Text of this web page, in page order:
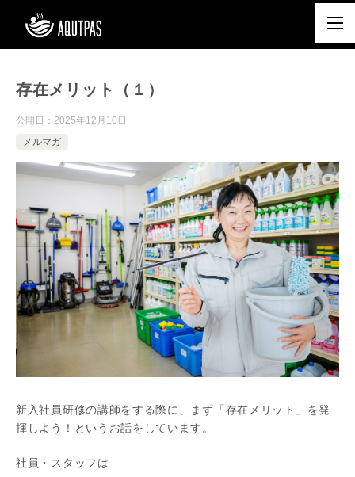
存在メリット（１）
公開日： 2025年12月10日
メルマガ
新入社員研修の講師をする際に、まず「存在メリット」を発
揮しよう！というお話をしています。
社員・スタッフは